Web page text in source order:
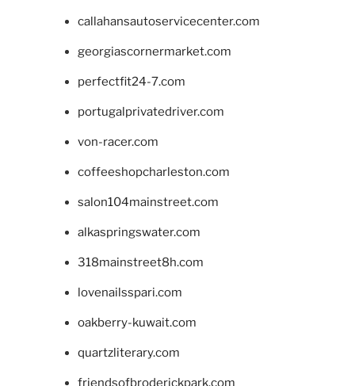
callahansautoservicecenter.com
georgiascornermarket.com
perfectfit24-7.com
portugalprivatedriver.com
von-racer.com
coffeeshopcharleston.com
salon104mainstreet.com
alkaspringswater.com
318mainstreet8h.com
lovenailsspari.com
oakberry-kuwait.com
quartzliterary.com
friendsofbroderickpark.com